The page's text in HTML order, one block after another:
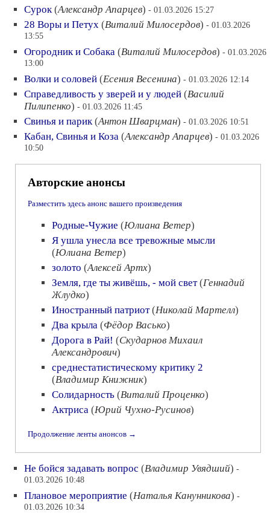
Сурок(Александр Апарцев) - 01.03.2026 15:27
28 Воры и Петух (Виталий Милосердов) - 01.03.2026
13:55
Огородник и Собака (Виталий Милосердов) - 01.03.2026
13:00
Волки и соловей (Есения Весенина) - 01.03.2026 12:14
Справедливость у зверей и у людей (Василий
Пилипенко) - 01.03.2026 11:45
Свинья и парик(Антон Шварцман) - 01.03.2026 10:51
Кабан, Свинья и Коза (Александр Апарцев) - 01.03.2026
10:50
Авторские анонсы
Разместить здесь анонс вашего произведения
Родные-Чужие (Юлиана Ветер)
Я ушла унесла все тревожные мысли
(Юлиана Ветер)
золото (Алексей Артх)
Земля, где ты живёшь, - мой свет(Геннадий
Жлудко)
Иностранный патриот(Николай Мартелл)
Два крыла (Фёдор Васько)
Дорога в Рай! (Скударнов Михаил
Александрович)
среднестатистическому критику 2
(Владимир Книжник)
Солидарность (Виталий Проценко)
Актриса (Юрий Чухно-Русинов)
Продолжение ленты анонсов →
Не бойся задавать вопрос (Владимир Увядший) -
01.03.2026 10:48
Плановое мероприятие (Наталья Канунникова) -
01.03.2026 10:34